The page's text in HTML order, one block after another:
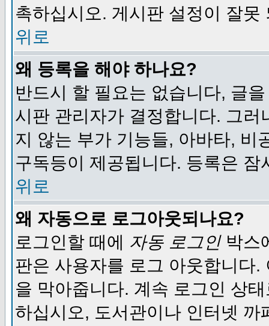
촉하십시오. 게시판 설정이 잘못
위로
왜 등록을 해야 하나요?
반드시 할 필요는 없습니다, 글
시판 관리자가 결정합니다. 그
지 않는 부가 기능들, 아바타, 비
구독등이 제공됩니다. 등록은
위로
왜 자동으로 로그아웃되나요?
로그인할 때에 자동 로그인박스
판은 사용자를 로그 아웃합니다
을 막아줍니다. 계속 로그인 상
하십시오, 도서관이나 인터넷